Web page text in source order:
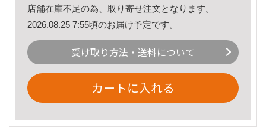
店舗在庫不足の為、取り寄せ注文となります。
2026.08.25 7:55頃のお届け予定です。
受け取り方法・送料について
カートに入れる